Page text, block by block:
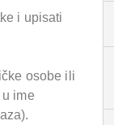
i upisati
osobe ili
ime